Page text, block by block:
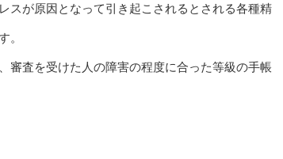
スが原因となって引き起こされるとされる各種精
。
審査を受けた人の障害の程度に合った等級の手帳